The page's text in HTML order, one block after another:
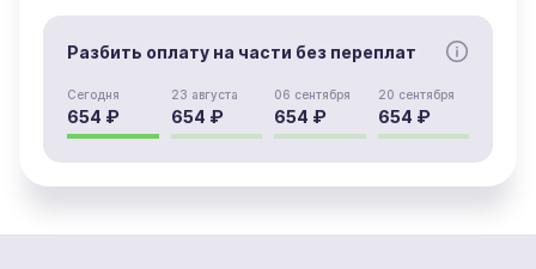
Разбить оплату на части без переплат
Сегодня
654 ₽
23 августа
654 ₽
06 сентября
654 ₽
20 сентября
654 ₽